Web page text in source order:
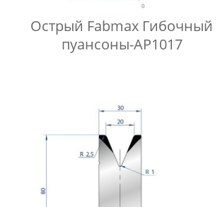
Острый Fabmax Гибочный
пуансоны-AP1017